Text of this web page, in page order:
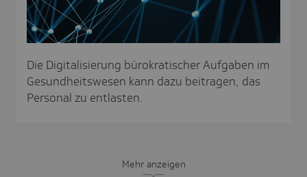
Die Digitalisierung bürokratischer Aufgaben im
Gesundheitswesen kann dazu beitragen, das
Personal zu entlasten.
Mehr anzeigen